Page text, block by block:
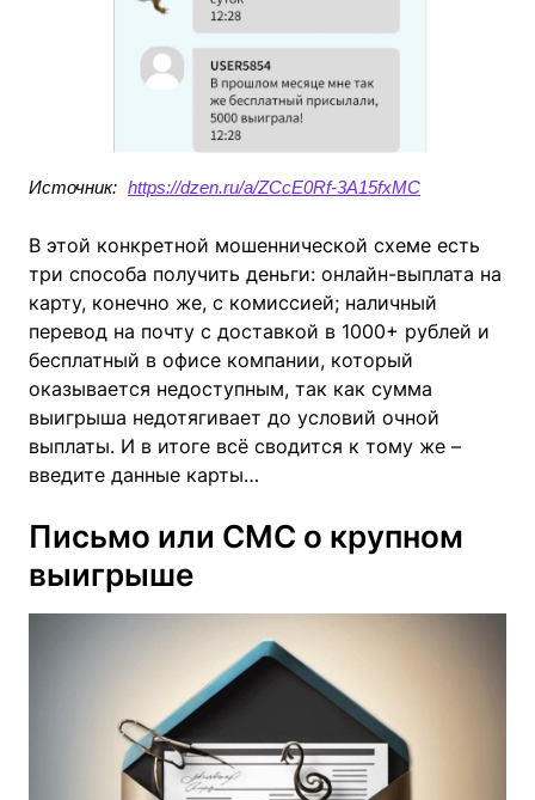
Источник: https://dzen.ru/a/ZCcE0Rf-3A15fxMC
В этой конкретной мошеннической схеме есть
три способа получить деньги: онлайн-выплата на
карту, конечно же, с комиссией; наличный
перевод на почту с доставкой в 1000+ рублей и
бесплатный в офисе компании, который
оказывается недоступным, так как сумма
выигрыша недотягивает до условий очной
выплаты. И в итоге всё сводится к тому же –
введите данные карты…
Письмо или СМС о крупном
выигрыше